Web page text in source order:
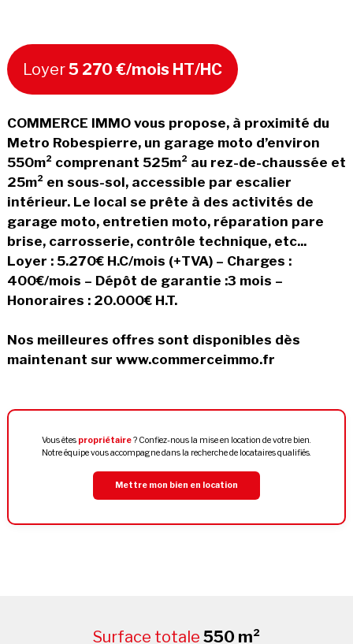
Loyer5 270 €/mois HT/HC
COMMERCE IMMO vous propose, à proximité du
Metro Robespierre, un garage moto d’environ
550m² comprenant 525m² au rez-de-chaussée et
25m² en sous-sol, accessible par escalier
intérieur. Le local se prête à des activités de
garage moto, entretien moto, réparation pare
brise, carrosserie, contrôle technique, etc...
Loyer : 5.270€ H.C/mois (+TVA) – Charges :
400€/mois – Dépôt de garantie :3 mois –
Honoraires : 20.000€ H.T.
Nos meilleures offres sont disponibles dès
maintenant sur www.commerceimmo.fr
Vous êtes propriétaire? Confiez-nous la mise en location de votre bien.
Notre équipe vous accompagne dans la recherche de locataires qualifiés.
Mettre mon bien en location
Surface totale 550 m²